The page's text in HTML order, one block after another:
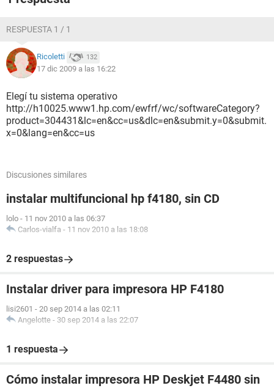
RESPUESTA 1 / 1
Ricoletti 132
17 dic 2009 a las 16:22
Elegí tu sistema operativo
http://h10025.www1.hp.com/ewfrf/wc/softwareCategory?
product=304431&lc=en&cc=us&dlc=en&submit.y=0&submit.
x=0&lang=en&cc=us
Discusiones similares
instalar multifuncional hp f4180, sin CD
lolo - 11 nov 2010 a las 06:37
Carlos-vialfa - 11 nov 2010 a las 18:08
2 respuestas
Instalar driver para impresora HP F4180
lisi2601 - 20 sep 2014 a las 02:11
Angelotte - 30 sep 2014 a las 22:07
1 respuesta
Cómo instalar impresora HP Deskjet F4480 sin